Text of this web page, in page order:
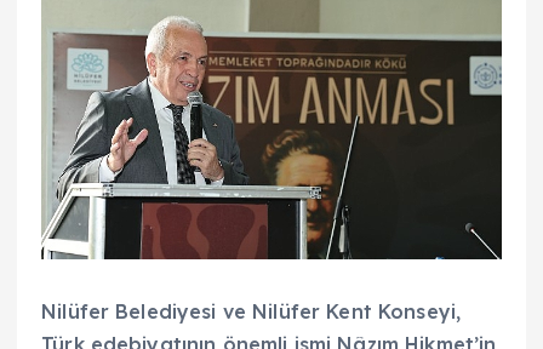
Nilüfer Belediyesi ve Nilüfer Kent Konseyi,
Türk edebiyatının önemli ismi Nâzım Hikmet’in